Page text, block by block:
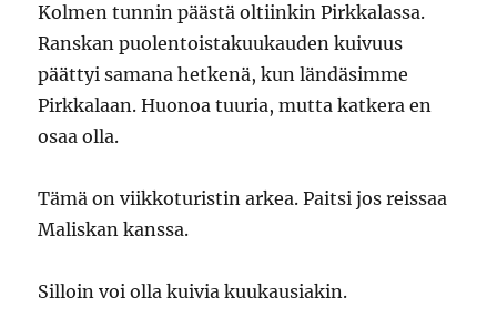
Kolmen tunnin päästä oltiinkin Pirkkalassa.
Ranskan puolentoistakuukauden kuivuus
päättyi samana hetkenä, kun ländäsimme
Pirkkalaan. Huonoa tuuria, mutta katkera en
osaa olla.
Tämä on viikkoturistin arkea. Paitsi jos reissaa
Maliskan kanssa.
Silloin voi olla kuivia kuukausiakin.